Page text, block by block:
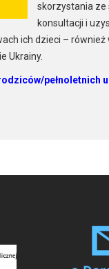
skorzystania ze
konsultacji i
ich dzieci – również
Ukrainy.
pełnoletnich